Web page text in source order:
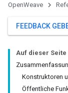
OpenWeave
FEEDBACK
Auf dieser Seite
Konstruktoren
Öffentliche